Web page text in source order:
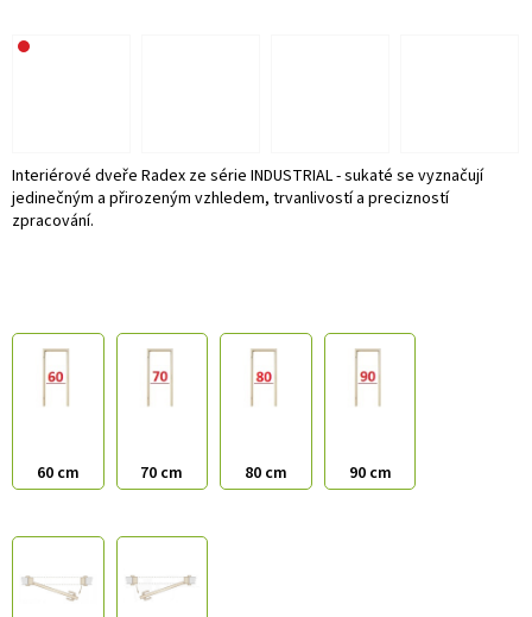
60 cm 70 cm 80 cm 90 cm
Interiérové dveře Radex ze série INDUSTRIAL - sukaté se vyznačují
jedinečným a přirozeným vzhledem, trvanlivostí a precizností
zpracování.